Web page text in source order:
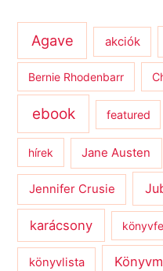
Agave akciók
Bernie Rhodenbarr
ebook featured
hírek Jane Austen
Jennifer Crusie
karácsony
könyvlista